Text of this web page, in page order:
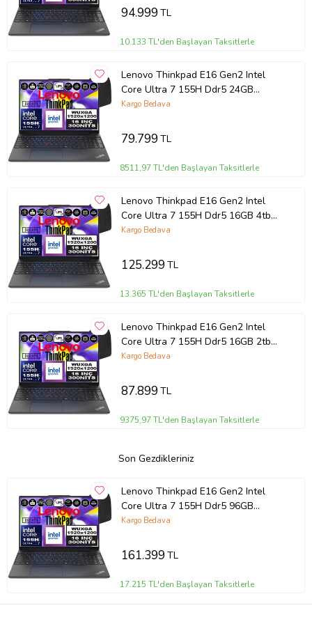
Bilgisayar 21MA002UTXH10 + Zetta
94.999TL
10.133 TL'den Başlayan Taksitlerle
Lenovo Thinkpad E16 Gen2 Intel
Core Ultra 7 155H Ddr5 24GB
512GB SSD Intel® Aı Boost 16"
Taşınabilir Bilgisayar
Kargo Bedava
79.799TL
8511,97 TL'den Başlayan Taksitlerle
Lenovo Thinkpad E16 Gen2 Intel
Core Ultra 7 155H Ddr5 16GB 4tb
SSD Intel® Aı Boost 16" Wuxga IPS
Bilgisayar 21MA002UTXH04 + Zetta
Kargo Bedava
125.299TL
13.365 TL'den Başlayan Taksitlerle
Lenovo Thinkpad E16 Gen2 Intel
Core Ultra 7 155H Ddr5 16GB 2tb
SSD Intel® Aı Boost 16" Wuxga IPS
Bilgisayar 21MA002UTXH03 + Zetta
Kargo Bedava
87.899TL
9375,97 TL'den Başlayan Taksitlerle
Son Gezdikleriniz
Lenovo Thinkpad E16 Gen2 Intel
Core Ultra 7 155H Ddr5 96GB
512GB SSD Intel® Aı Boost 16"
Taşınabilir Bilgisayar
Kargo Bedava
161.399TL
17.215 TL'den Başlayan Taksitlerle